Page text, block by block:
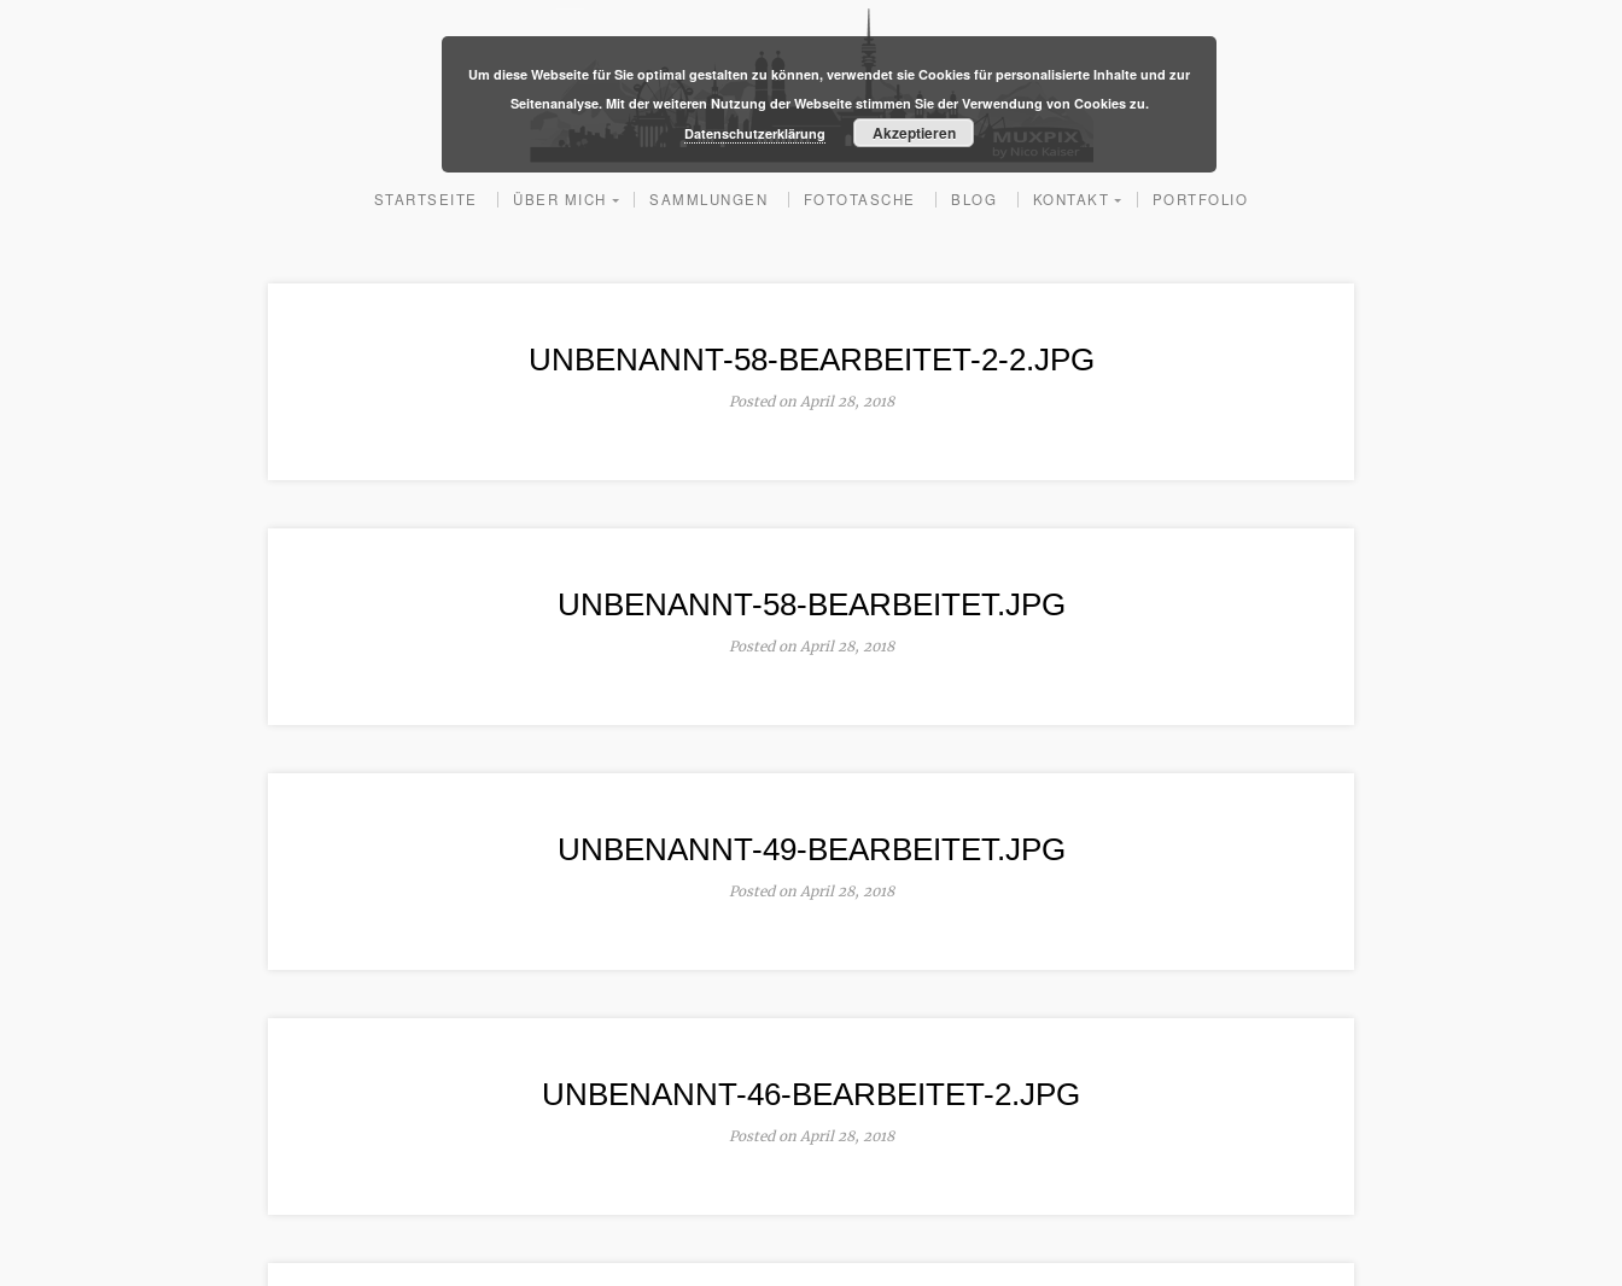
STARTSEITE ÜBER MICH SAMMLUNGEN FOTOTASCHE BLOG KONTAKT PORTFOLIO
UNBENANNT-58-BEARBEITET-2-2.JPG
Posted on April 28, 2018
UNBENANNT-58-BEARBEITET.JPG
Posted on April 28, 2018
UNBENANNT-49-BEARBEITET.JPG
Posted on April 28, 2018
UNBENANNT-46-BEARBEITET-2.JPG
Posted on April 28, 2018
​Um diese Webseite für Sie optimal gestalten zu können, verwendet sie Cookies für personalisierte Inhalte und zur
Seitenanalyse. Mit der weiteren Nutzung der Webseite stimmen Sie der Verwendung von Cookies zu.
Datenschutzerklärung
Akzeptieren